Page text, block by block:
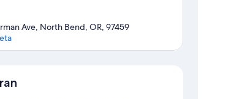
Ave, North Bend, OR, 97459